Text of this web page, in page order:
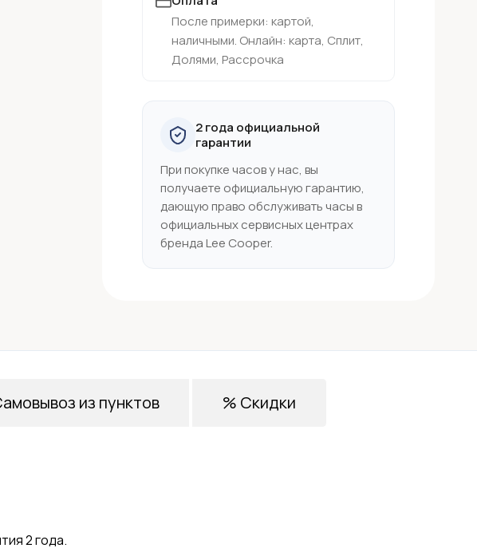
После примерки: картой,
наличными. Онлайн: карта, Сплит,
Долями, Рассрочка
2 года официальной
гарантии
При покупке часов у нас, вы
получаете официальную гарантию,
дающую право обслуживать часы в
официальных сервисных центрах
бренда Lee Cooper.
2 года.
из пунктов % Скидки